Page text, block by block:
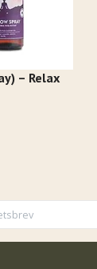
– Relax